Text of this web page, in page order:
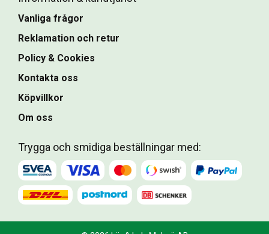
Vanliga frågor
Reklamation och retur
Policy & Cookies
Kontakta oss
Köpvillkor
Om oss
Trygga och smidiga beställningar med: